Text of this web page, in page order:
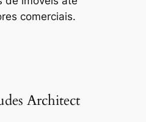
comerciais.
Architect